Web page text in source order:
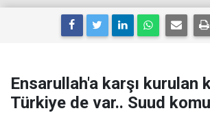
Ensarullah'a karşı kurulan
Türkiye de var.. Suud